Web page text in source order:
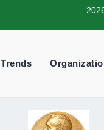
Trends